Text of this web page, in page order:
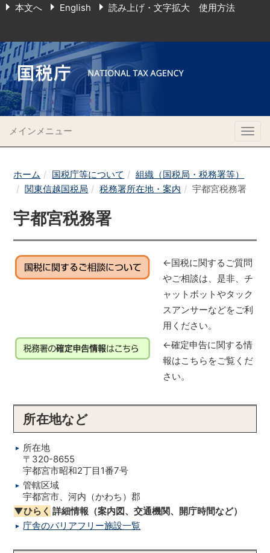
本文へ English 読み上げ・文字拡大 使用方法
メインメニュー
ホーム 国税庁等について
組織（国税局・税務署等）
関東信越国税局
税務署所在地・案内 宇都宮税務署
宇都宮税務署
←国税に関するご質問
やご相談は、是非、チ
ャットボットやタック
スアンサーなどをご利
用ください。
←確定申告に関する情
報はこちらをご覧くだ
さい。
所在地など
所在地
〒320-8655
宇都宮市昭和2丁目1番7号
管轄区域
宇都宮市、河内（かわち）郡
▼ひらく 詳細情報（案内図、交通機関、開庁時間など）
庁舎のバリアフリー施設一覧